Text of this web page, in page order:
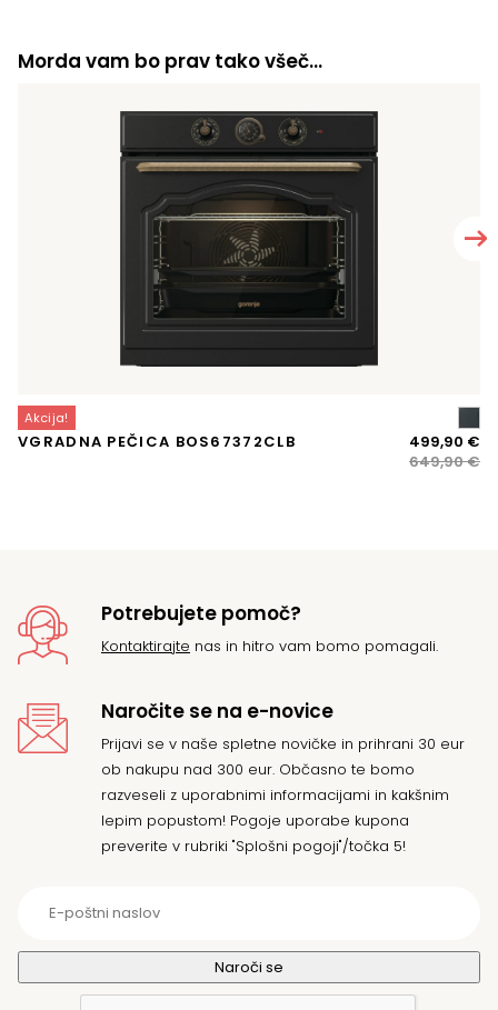
Morda vam bo prav tako všeč…
Akcija!
VGRADNA PEČICA BOS67372CLB
649,90€
499,90 €
Potrebujete pomoč?
Kontaktirajte nas in hitro vam bomo pomagali.
Naročite se na e-novice
Prijavi se v naše spletne novičke in prihrani 30 eur
ob nakupu nad 300 eur. Občasno te bomo
razveseli z uporabnimi informacijami in kakšnim
lepim popustom! Pogoje uporabe kupona
preverite v rubriki "Splošni pogoji"/točka 5!